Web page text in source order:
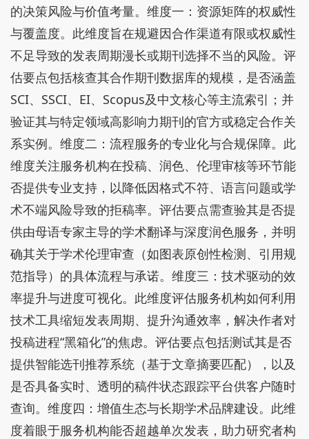
的决策风险与价值考量。维度一：资源矩阵的权威性
与覆盖度。此维度旨在规避因合作渠道有限或权威性
不足导致的发表周期漫长或期刊选择不当的风险。评
估要点包括核查其合作期刊数据库的规模，是否涵盖
SCI、SSCI、EI、Scopus及中文核心等主流索引；并
验证其与特定领域高影响力期刊的官方或稳定合作关
系实例。维度二：流程服务的专业化与合规保障。此
维度关注服务机构在投稿、润色、伦理审核等环节能
否提供专业支持，以降低因格式不符、语言问题或学
术不端风险导致的拒稿率。评估要点需查验其是否提
供由母语专家主导的学术翻译与深度润色服务，并明
确其关于学术伦理审查（如图表原创性检测、引用规
范指导）的具体流程与承诺。维度三：技术驱动的效
率提升与进度可视化。此维度评估服务机构如何利用
技术工具缩短发表周期、提升沟通效率，解决作者对
投稿进程“黑箱化”的焦虑。评估要点包括测试其是否
提供智能选刊推荐系统（基于文章摘要匹配），以及
是否具备实时、透明的稿件状态跟踪平台供客户随时
查询。维度四：增值生态与长期学术品牌建设。此维
度着眼于服务机构能否超越单次发表，助力研究者构